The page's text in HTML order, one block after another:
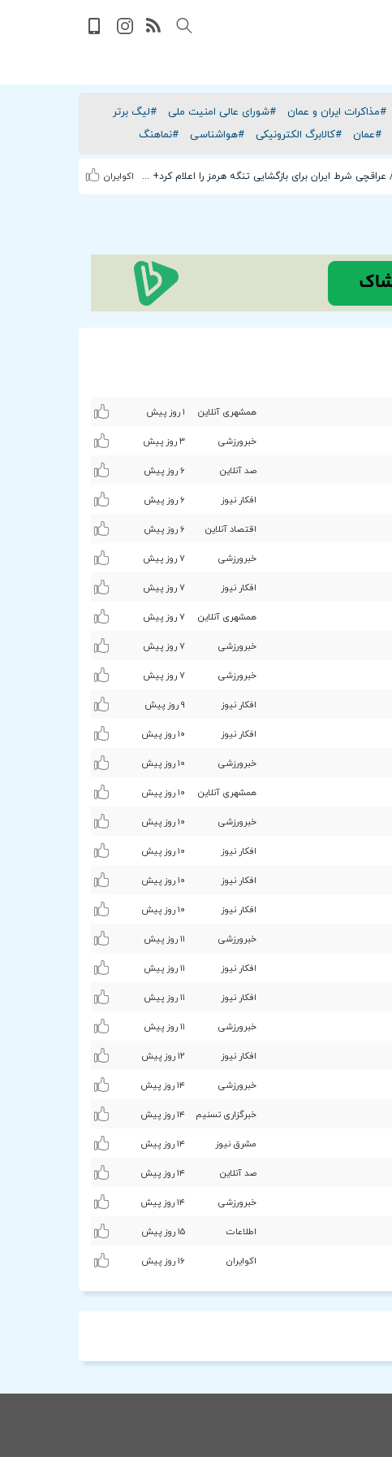
#مذاکرات ایران و عمان #شورای عالی امنیت ملی
#لیگ برتر
#عمان #کالابرگ الکترونیکی #هواشناسی #نماهنگ
اکوایران فوری/ عراقچی شرط ایران برای بازگشایی تنگه هرمز را اعلام کرد+ جزئیات
همشهری آنلاین ۱ روز پیش
خبرورزشی ٣ روز پیش
صد آنلاین ۶ روز پیش
افکار نیوز ۶ روز پیش
اقتصاد آنلاین ۶ روز پیش
خبرورزشی ۷ روز پیش
افکار نیوز ۷ روز پیش
همشهری آنلاین ۷ روز پیش
خبرورزشی ۷ روز پیش
خبرورزشی ۷ روز پیش
افکار نیوز ٩ روز پیش
افکار نیوز ۱۰ روز پیش
خبرورزشی ۱۰ روز پیش
همشهری آنلاین ۱۰ روز پیش
خبرورزشی ۱۰ روز پیش
افکار نیوز ۱۰ روز پیش
افکار نیوز ۱۰ روز پیش
افکار نیوز ۱۰ روز پیش
خبرورزشی ۱۱ روز پیش
افکار نیوز ۱۱ روز پیش
افکار نیوز ۱۱ روز پیش
خبرورزشی ۱۱ روز پیش
افکار نیوز ۱۲ روز پیش
خبرورزشی ۱۴ روز پیش
خبرگزاری تسنیم ۱۴ روز پیش
مشرق نیوز ۱۴ روز پیش
صد آنلاین ۱۴ روز پیش
خبرورزشی ۱۴ روز پیش
اطلاعات ۱۵ روز پیش
اکوایران ۱۶ روز پیش